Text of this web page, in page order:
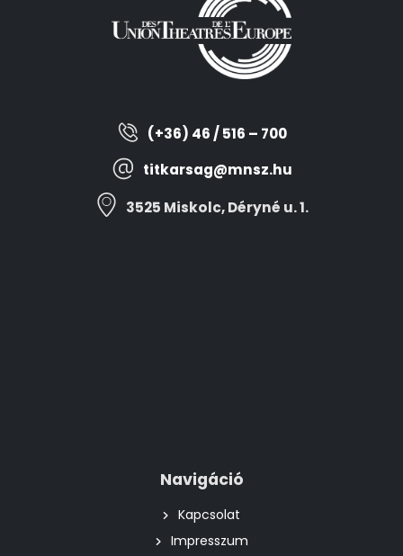
(+36) 46 / 516 – 700
titkarsag@mnsz.hu
3525 Miskolc, Déryné u. 1.
Navigáció
Kapcsolat
Impresszum